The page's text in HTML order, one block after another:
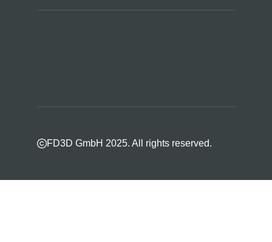
FD3D GmbH 2025. All rights reserved.